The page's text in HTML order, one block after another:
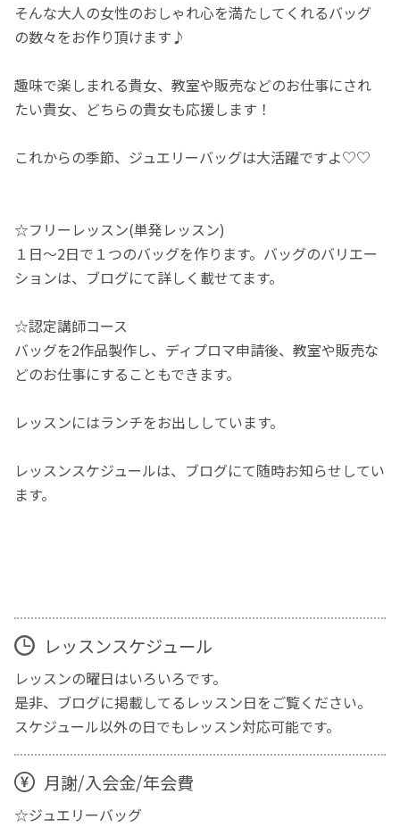
そんな大人の女性のおしゃれ心を満たしてくれるバッグ
の数々をお作り頂けます♪
趣味で楽しまれる貴女、教室や販売などのお仕事にされ
たい貴女、どちらの貴女も応援します！
これからの季節、ジュエリーバッグは大活躍ですよ♡♡
☆フリーレッスン(単発レッスン)
１日～2日で１つのバッグを作ります。バッグのバリエー
ションは、ブログにて詳しく載せてます。
☆認定講師コース
バッグを2作品製作し、ディプロマ申請後、教室や販売な
どのお仕事にすることもできます。
レッスンにはランチをお出ししています。
レッスンスケジュールは、ブログにて随時お知らせしてい
ます。
レッスンスケジュール
レッスンの曜日はいろいろです。
是非、ブログに掲載してるレッスン日をご覧ください。
スケジュール以外の日でもレッスン対応可能です。
月謝/入会金/年会費
☆ジュエリーバッグ